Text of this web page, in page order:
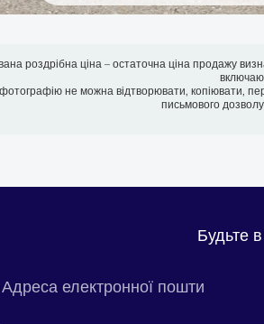
роздрібна ціна – остаточна ціна продажу
не можна відтворювати, копіювати,
письмового
Будьте в
Адреса електронної пошти